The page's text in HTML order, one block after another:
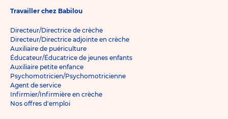
Travailler chez Babilou
Directeur/Directrice de crèche
Directeur/Directrice adjointe en crèche
Auxiliaire de puériculture
Éducateur/Éducatrice de jeunes enfants
Auxiliaire petite enfance
Psychomotricien/Psychomotricienne
Agent de service
Infirmier/Infirmière en crèche
Nos offres d'emploi